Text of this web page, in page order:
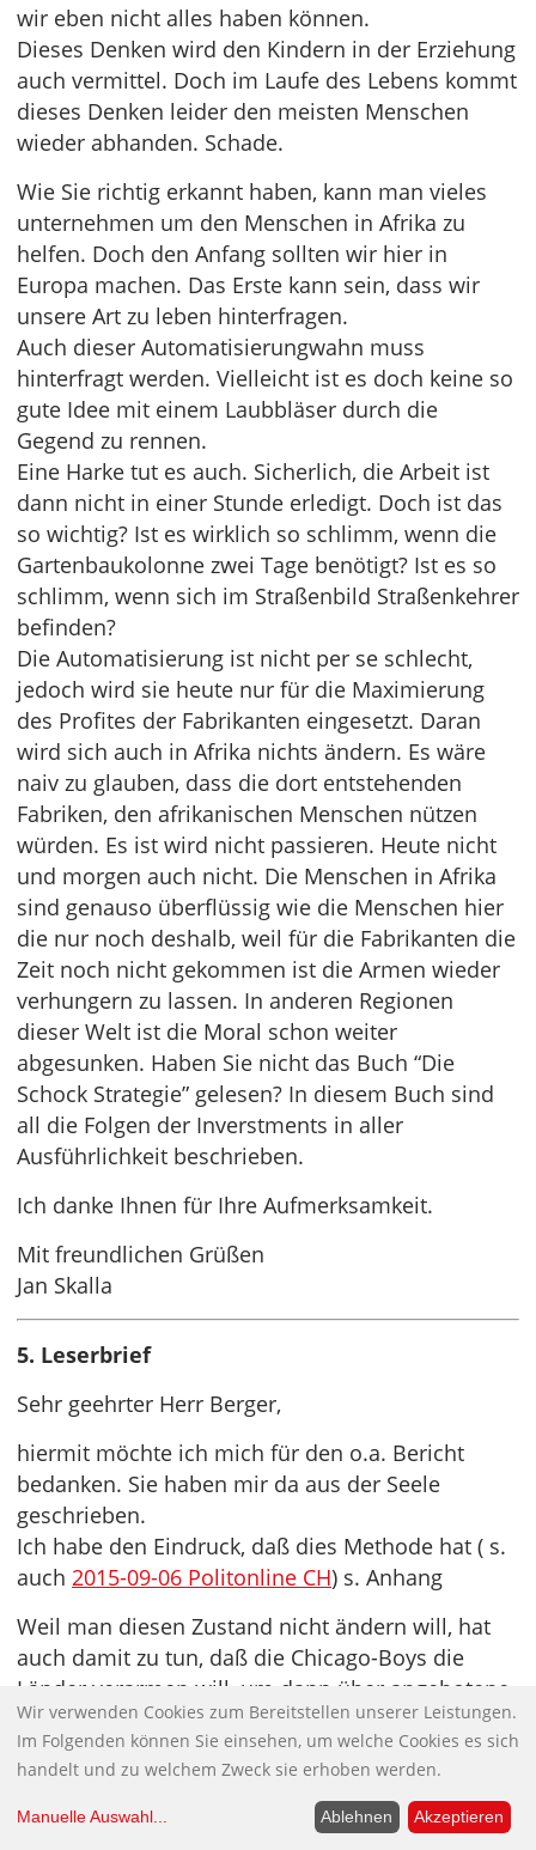
wir eben nicht alles haben können.
Dieses Denken wird den Kindern in der Erziehung
auch vermittel. Doch im Laufe des Lebens kommt
dieses Denken leider den meisten Menschen
wieder abhanden. Schade.
Wie Sie richtig erkannt haben, kann man vieles
unternehmen um den Menschen in Afrika zu
helfen. Doch den Anfang sollten wir hier in
Europa machen. Das Erste kann sein, dass wir
unsere Art zu leben hinterfragen.
Auch dieser Automatisierungwahn muss
hinterfragt werden. Vielleicht ist es doch keine so
gute Idee mit einem Laubbläser durch die
Gegend zu rennen.
Eine Harke tut es auch. Sicherlich, die Arbeit ist
dann nicht in einer Stunde erledigt. Doch ist das
so wichtig? Ist es wirklich so schlimm, wenn die
Gartenbaukolonne zwei Tage benötigt? Ist es so
schlimm, wenn sich im Straßenbild Straßenkehrer
befinden?
Die Automatisierung ist nicht per se schlecht,
jedoch wird sie heute nur für die Maximierung
des Profites der Fabrikanten eingesetzt. Daran
wird sich auch in Afrika nichts ändern. Es wäre
naiv zu glauben, dass die dort entstehenden
Fabriken, den afrikanischen Menschen nützen
würden. Es ist wird nicht passieren. Heute nicht
und morgen auch nicht. Die Menschen in Afrika
sind genauso überflüssig wie die Menschen hier
die nur noch deshalb, weil für die Fabrikanten die
Zeit noch nicht gekommen ist die Armen wieder
verhungern zu lassen. In anderen Regionen
dieser Welt ist die Moral schon weiter
abgesunken. Haben Sie nicht das Buch “Die
Schock Strategie” gelesen? In diesem Buch sind
all die Folgen der Inverstments in aller
Ausführlichkeit beschrieben.
Ich danke Ihnen für Ihre Aufmerksamkeit.
Mit freundlichen Grüßen
Jan Skalla
5. Leserbrief
Sehr geehrter Herr Berger,
hiermit möchte ich mich für den o.a. Bericht
bedanken. Sie haben mir da aus der Seele
geschrieben.
Ich habe den Eindruck, daß dies Methode hat ( s.
auch 2015-09-06 Politonline CH) s. Anhang
Weil man diesen Zustand nicht ändern will, hat
auch damit zu tun, daß die Chicago-Boys die
Länder verarmen will, um dann über angebotene
Finanzhilfen die Länder erpressen zu können.
Auch die Kirchen sprechen das Problem, daß Sie
beschreiben nicht an.
Ich denke noch an die Einweihung des Berliner
Wir verwenden Cookies zum Bereitstellen unserer Leistungen.
Im Folgenden können Sie einsehen, um welche Cookies es sich
handelt und zu welchem Zweck sie erhoben werden.
Manuelle Auswahl... Ablehnen Akzeptieren